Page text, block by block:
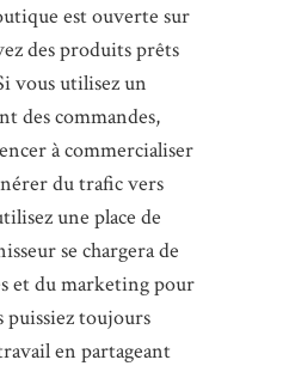
est ouverte sur
des produits prêts
vous utilisez un
des commandes,
à commercialiser
du trafic vers
une place de
se chargera de
et du marketing pour
puissiez toujours
en partageant